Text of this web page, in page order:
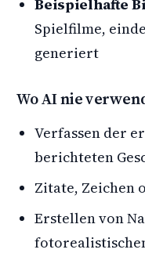
Beispielhafte
Spielfilme,
generiert
Wo AI nie
Verfassen der
berichteten
Zitate, Zeichen
Erstellen von